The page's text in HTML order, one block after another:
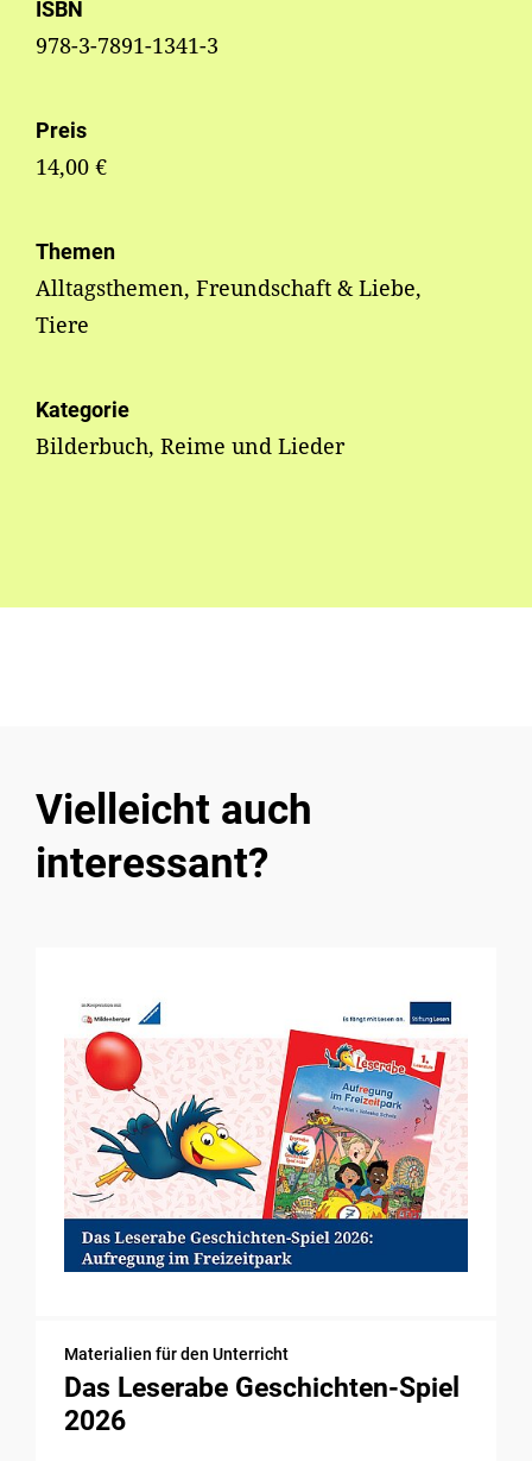
ISBN
978-3-7891-1341-3
Preis
14,00 €
Themen
Alltagsthemen, Freundschaft & Liebe,
Tiere
Kategorie
Bilderbuch, Reime und Lieder
Vielleicht auch
interessant?
Materialien für den Unterricht
Das Leserabe Geschichten-Spiel
2026